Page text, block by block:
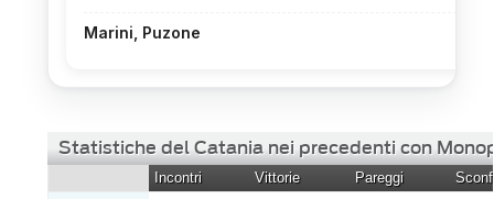
Marini, Puzone
Statistiche del Catania nei precedenti con
Incontri Vittorie Pareggi